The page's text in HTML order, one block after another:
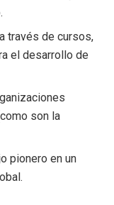
través de cursos,
el desarrollo de
son la
pionero en un